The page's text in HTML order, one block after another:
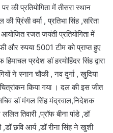
की प्रतियोगिता में तीसरा स्थान
प्रिंसी वर्मा , प्रतिभा सिंह ,सरिता
आयोजित रजत जयंती प्रतियोगिता में
और रुपया 5001 टीम को प्राप्त हुए
प्रदेश डॉ हरमोहिंदर सिंह द्वारा
ने स्नान चौकी , नव दुर्गा , खुदिया
चित्रांकन किया गया । दल की इस जीत
डॉ मंगल सिंह मंद्रवाल,निदेशक
तिवारी ,प्रॉफ बीना पांडे ,डॉ
,डॉ छवि आर्य ,डॉ रीना सिंह ने खुशी